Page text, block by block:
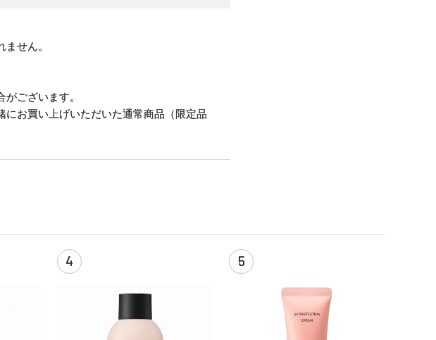
せん。
ございます。
お買い上げいただいた通常商品（限定品
4 5